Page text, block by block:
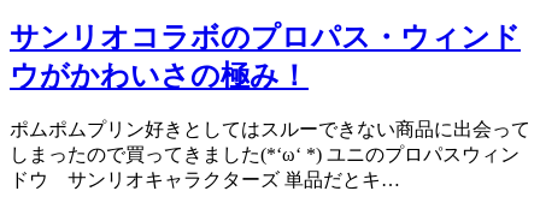
サンリオコラボのプロパス・ウィンド
ウがかわいさの極み！
ポムポムプリン好きとしてはスルーできない商品に出会って
しまったので買ってきました(*‘ω‘ *) ユニのプロパスウィン
ドウ サンリオキャラクターズ 単品だとキ…